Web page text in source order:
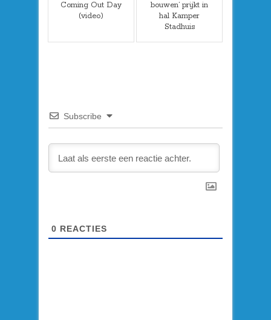
Coming Out Day
(video)
bouwen’ prijkt in
hal Kamper
Stadhuis
Subscribe
0 REACTIES